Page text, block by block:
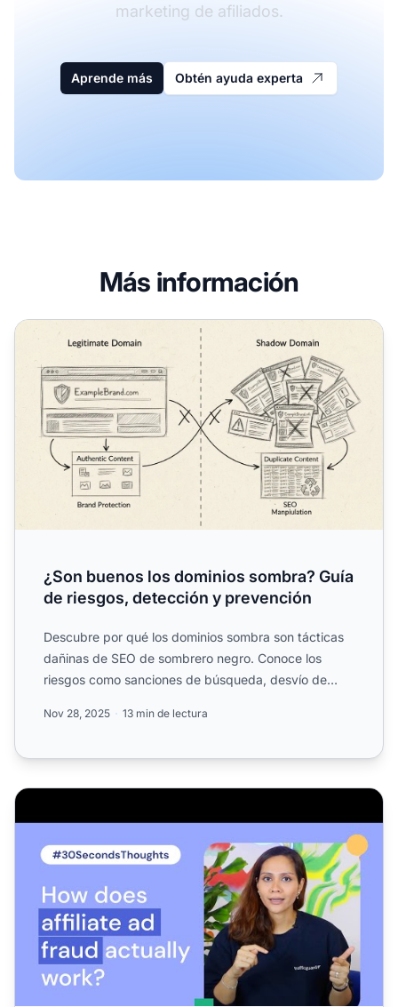
marketing de afiliados.
Aprende más Obtén ayuda experta
Más información
¿Son buenos los dominios sombra? Guía de riesgos,
¿Son buenos los dominios sombra? Guía
de riesgos, detección y prevención
Descubre por qué los dominios sombra son tácticas
dañinas de SEO de sombrero negro. Conoce los
riesgos como sanciones de búsqueda, desvío de
Nov 28, 2025 13 min de lectura
¿Cómo funciona realmente el fraude publicitario en